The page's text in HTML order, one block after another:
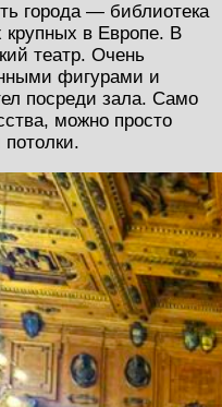
города — библиотека
в Европе. В
театр. Очень
фигурами и
посреди зала. Само
можно просто